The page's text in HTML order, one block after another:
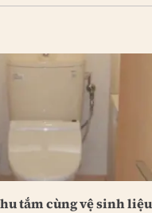
tắm cùng vệ sinh